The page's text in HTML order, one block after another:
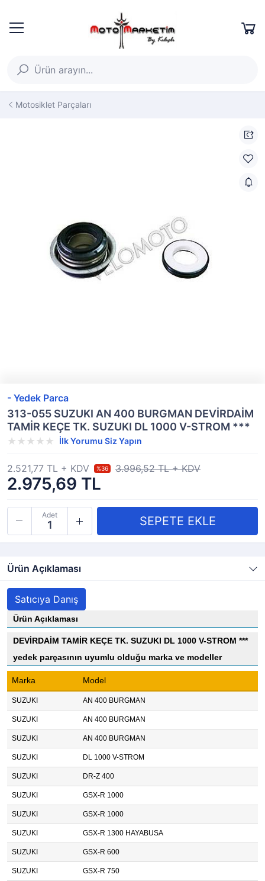
Motosiklet Parçaları
- Yedek Parca
313-055 SUZUKI AN 400 BURGMAN DEVİRDAİM
TAMİR KEÇE TK. SUZUKI DL 1000 V-STROM ***
İlk Yorumu Siz Yapın
2.975,69 TL
2.521,77 TL + KDV %36 3.996,52 TL + KDV
Adet
Ürün Açıklaması
Satıcıya Danış
Ürün Açıklaması
DEVİRDAİM TAMİR KEÇE TK. SUZUKI DL 1000 V-STROM ***
yedek parçasının uyumlu olduğu marka ve modeller
Marka Model
SUZUKI AN 400 BURGMAN
SUZUKI AN 400 BURGMAN
SUZUKI AN 400 BURGMAN
SUZUKI DL 1000 V-STROM
SUZUKI DR-Z 400
SUZUKI GSX-R 1000
SUZUKI GSX-R 1000
SUZUKI GSX-R 1300 HAYABUSA
SUZUKI GSX-R 600
SUZUKI GSX-R 750